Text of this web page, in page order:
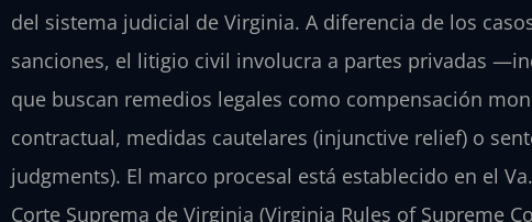
del sistema judicial de Virginia. A diferencia de los
sanciones, el litigio civil involucra a partes privadas
que buscan remedios legales como compensación
contractual, medidas cautelares (injunctive relief) o
judgments). El marco procesal está establecido en el
Corte Suprema de Virginia (Virginia Rules of Supreme